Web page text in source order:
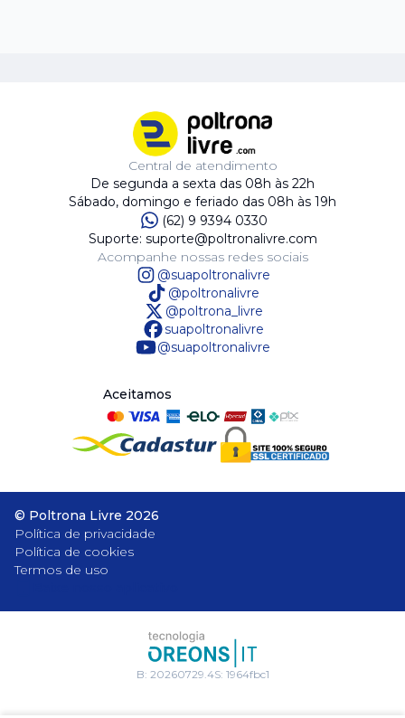
Central de atendimento
De segunda a sexta das 08h às 22h
Sábado, domingo e feriado das 08h às 19h
(62) 9 9394 0330
Suporte: suporte@poltronalivre.com
Acompanhe nossas redes sociais
@suapoltronalivre
@poltronalivre
@poltrona_livre
suapoltronalivre
@suapoltronalivre
Aceitamos
© Poltrona Livre 2026
Política de privacidade
Política de cookies
Termos de uso
B: 20260729.4S: 1964fbc1